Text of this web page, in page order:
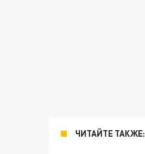
ЧИТАЙТЕ ТАКЖЕ: